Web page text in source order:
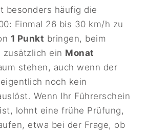
besonders häufig die
Einmal 26 bis 30 km/h zu
1 Punkt bringen, beim
zusätzlich ein Monat
stehen, auch wenn der
noch kein
Wenn Ihr Führerschein
lohnt eine frühe Prüfung,
etwa bei der Frage, ob